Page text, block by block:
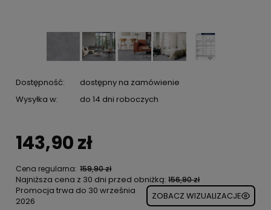
Dostępność:
dostępny na zamówienie
Wysyłka w:
do 14 dni roboczych
143,90 zł
Cena regularna: 159,90 zł
Najniższa cena z 30 dni przed obniżką: 156,90 zł
Promocja trwa do 30 września
2026
ZOBACZ WIZUALIZACJE